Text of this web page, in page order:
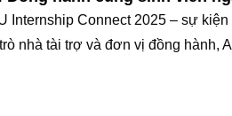
Internship Connect 2025 – sự
nhà tài trợ và đơn vị đồng hành,